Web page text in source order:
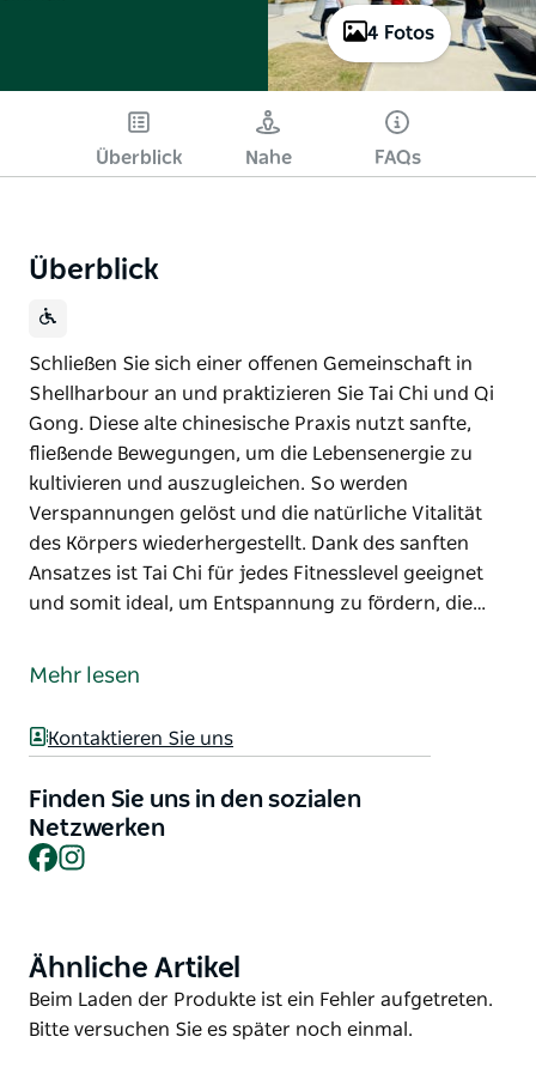
4 Fotos
Überblick Nahe FAQs
Überblick
Schließen Sie sich einer offenen Gemeinschaft in
Shellharbour an und praktizieren Sie Tai Chi und Qi
Gong. Diese alte chinesische Praxis nutzt sanfte,
fließende Bewegungen, um die Lebensenergie zu
kultivieren und auszugleichen. So werden
Verspannungen gelöst und die natürliche Vitalität
des Körpers wiederhergestellt. Dank des sanften
Ansatzes ist Tai Chi für jedes Fitnesslevel geeignet
und somit ideal, um Entspannung zu fördern, die…
Shellharbour an und praktizieren Sie Tai Chi und Qi
Diese alte chinesische Praxis nutzt sanfte, fließende
und auszugleichen. So werden Verspannungen
gelöst und die natürliche Vitalität des Körpers
wiederhergestellt. Dank des sanften Ansatzes ist Tai
steigern.
Mehr lesen
Kontaktieren Sie uns
Finden Sie uns in den sozialen
Netzwerken
Facebook
Product
List
Ähnliche Artikel
Product
List
Beim Laden der Produkte ist ein Fehler aufgetreten.
Bitte versuchen Sie es später noch einmal.